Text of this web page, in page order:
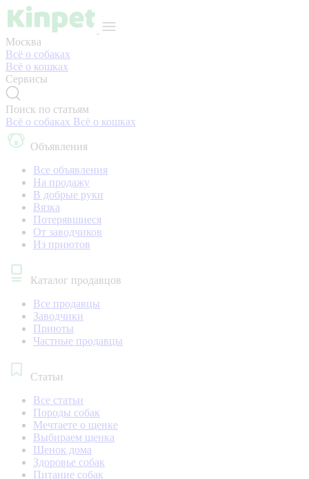
Москва
Всё о собаках
Всё о кошках
Сервисы
Поиск по статьям
Всё о собаках Всё о кошках
Объявления
Все объявления
На продажу
В добрые руки
Вязка
Потерявшиеся
От заводчиков
Из приютов
Каталог продавцов
Все продавцы
Заводчики
Приюты
Частные продавцы
Статьи
Все статьи
Породы собак
Мечтаете о щенке
Выбираем щенка
Щенок дома
Здоровье собак
Питание собак